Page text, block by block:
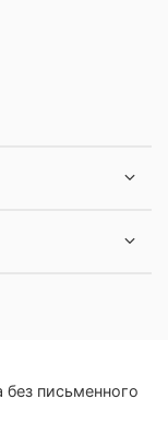
письменного